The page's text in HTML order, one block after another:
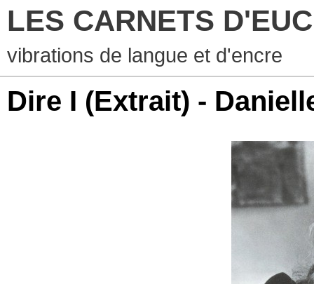
LES CARNETS
vibrations de langue et d'encre
Dire I (Extrait) -